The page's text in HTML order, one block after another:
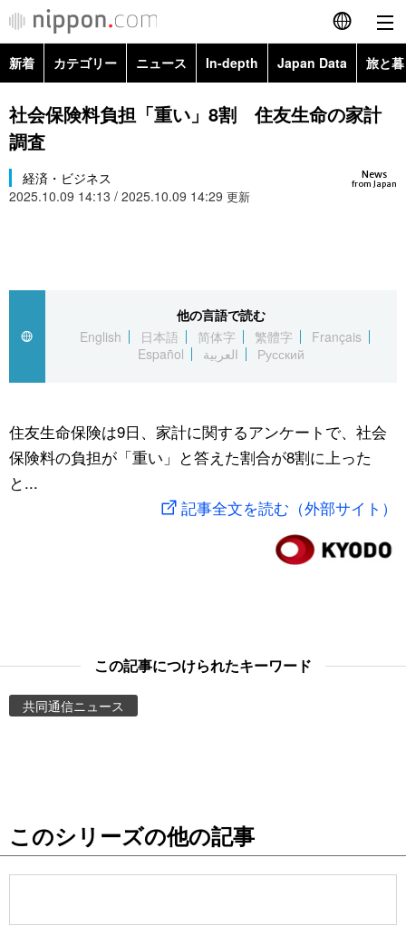
English
简体字
Русский
カテゴリー
国際
社会
文化
科学・技術
アーカイブ
Japan Data
旅と暮らし
動画/Live
Books
People
公式SNS
新着 カテゴリー ニュース In-depth Japan Data 旅と
政治・外交
経済・ビジネス
国際・海外
文化
科学・技術
暮らし
スポーツ・東京2020
Topics
社会保険料負担「重い」8割 住友生命の家計
調査
News
from Japan
経済・ビジネス
2025.10.09 14:13 / 2025.10.09 14:29 更新
他の言語で読む
English
日本語 简体字 繁體字
Français
Español
العربية Русский
住友生命保険は9日、家計に関するアンケートで、社会
保険料の負担が「重い」と答えた割合が8割に上った
と...
記事全文を読む（外部サイト）
この記事につけられたキーワード
共同通信ニュース
このシリーズの他の記事